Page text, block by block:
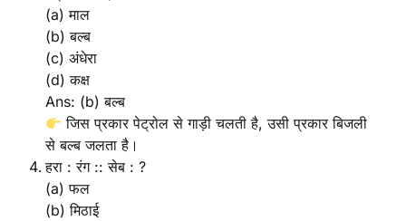
(a) माल
(b) बल्ब
(c) अंधेरा
(d) कक्ष
Ans: (b) बल्ब
जिस प्रकार पेट्रोल से गाड़ी चलती है, उसी प्रकार बिजली
से बल्ब जलता है।
हरा : रंग :: सेब : ?
(a) फल
(b) मिठाई